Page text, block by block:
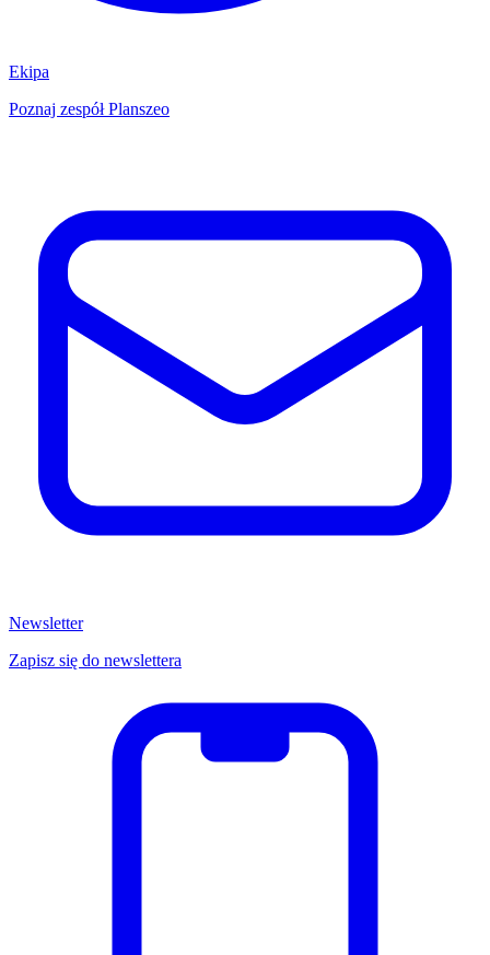
Ekipa
Poznaj zespół Planszeo
Newsletter
Zapisz się do newslettera